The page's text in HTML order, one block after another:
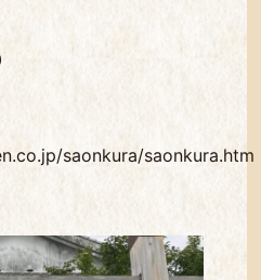
saonkura/saonkura.htm